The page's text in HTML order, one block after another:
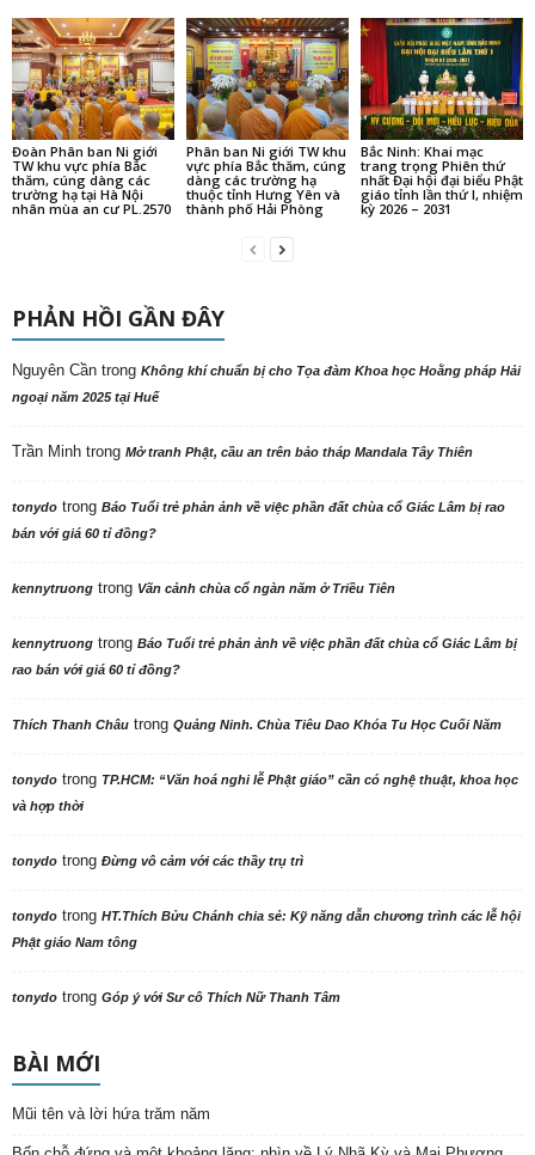
Đoàn Phân ban Ni giới
TW khu vực phía Bắc
thăm, cúng dàng các
trường hạ tại Hà Nội
nhân mùa an cư PL.2570
Phân ban Ni giới TW khu
vực phía Bắc thăm, cúng
dàng các trường hạ
thuộc tỉnh Hưng Yên và
thành phố Hải Phòng
Bắc Ninh: Khai mạc
trang trọng Phiên thứ
nhất Đại hội đại biểu Phật
giáo tỉnh lần thứ I, nhiệm
kỳ 2026 – 2031
PHẢN HỒI GẦN ĐÂY
Nguyên Cần trong Không khí chuẩn bị cho Tọa đàm Khoa học Hoằng pháp Hải
ngoại năm 2025 tại Huế
Trần Minh trong Mở tranh Phật, cầu an trên bảo tháp Mandala Tây Thiên
tonydo trong Báo Tuổi trẻ phản ảnh về việc phần đất chùa cổ Giác Lâm bị rao
bán với giá 60 tỉ đồng?
kennytruong trong Vãn cảnh chùa cổ ngàn năm ở Triều Tiên
kennytruong trong Báo Tuổi trẻ phản ảnh về việc phần đất chùa cổ Giác Lâm bị
rao bán với giá 60 tỉ đồng?
Thích Thanh Châu trong Quảng Ninh. Chùa Tiêu Dao Khóa Tu Học Cuối Năm
tonydo trong TP.HCM: “Văn hoá nghi lễ Phật giáo” cần có nghệ thuật, khoa học
và hợp thời
tonydo trong Đừng vô cảm với các thầy trụ trì
tonydo trong HT.Thích Bửu Chánh chia sẻ: Kỹ năng dẫn chương trình các lễ hội
Phật giáo Nam tông
tonydo trong Góp ý với Sư cô Thích Nữ Thanh Tâm
BÀI MỚI
Mũi tên và lời hứa trăm năm